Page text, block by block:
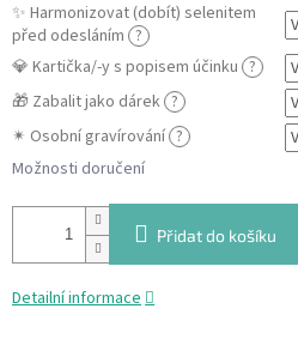
✨ Harmonizovat (dobít) selenitem
před odesláním ?
💎 Kartička/-y s popisem účinku ?
🎁 Zabalit jako dárek ?
✴ Osobní gravírování ?
Možnosti doručení
Přidat do košíku
Detailní informace